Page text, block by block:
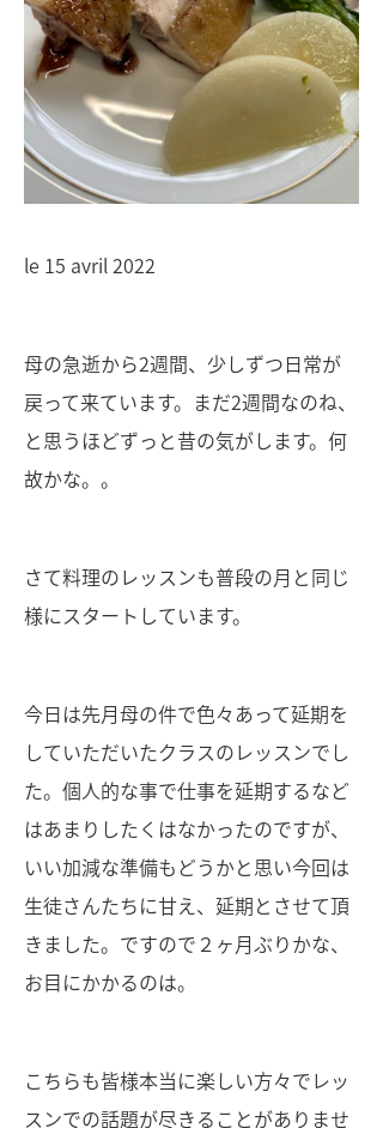
le 15 avril 2022
母の急逝から2週間、少しずつ日常が
戻って来ています。まだ2週間なのね、
と思うほどずっと昔の気がします。何
故かな。。
さて料理のレッスンも普段の月と同じ
様にスタートしています。
今日は先月母の件で色々あって延期を
していただいたクラスのレッスンでし
た。個人的な事で仕事を延期するなど
はあまりしたくはなかったのですが、
いい加減な準備もどうかと思い今回は
生徒さんたちに甘え、延期とさせて頂
きました。ですので２ヶ月ぶりかな、
お目にかかるのは。
こちらも皆様本当に楽しい方々でレッ
スンでの話題が尽きることがありませ